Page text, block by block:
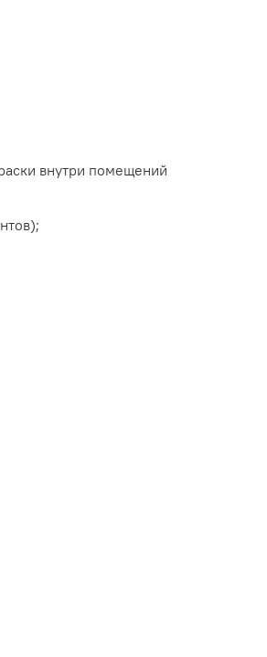
внутри помещений